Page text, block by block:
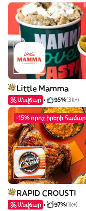
Little Mamma
Անվճար 95%(3k+)
-15% որոշ իրերի համար
RAPID CROUSTI
Անվճար 97%(1k+)